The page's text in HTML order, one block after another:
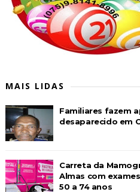
MAIS LIDAS
Familiares fazem
desaparecido em
Carreta da
Almas com
50 a 74 anos